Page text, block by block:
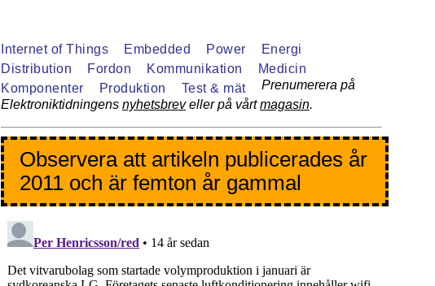
Internet of Things Embedded Power
Energi
Distribution
Fordon Kommunikation
Medicin
Komponenter
Produktion Test & mät
Prenumerera på
Elektroniktidningens nyhetsbreveller på vårtmagasin.
Observera att artikeln publicerades år
2011 och är femton år gammal